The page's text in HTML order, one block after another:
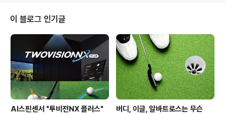
비물은 스스로 챙기자. 우리 모두 어린 시절, '자기의 일은
스스로 하자~'라는 구호를 배웠음에도 불구하고 필드에 나
갈 때는 꼭 본인의 것을 스스로 챙기지 못하는 분들이 있죠.
필드에 나가기 위해서는 많은 준비가 필요하고 그 중에서
도 티, 볼마커, 파우치 등 개인 스스로 챙겨야 할 골프 용품
들이 있어요, 만일 이러한 ..
이 블로그 인기글
AI스핀센서 "투비전NX 플러스"
버디, 이글, 알바트로스는 무슨